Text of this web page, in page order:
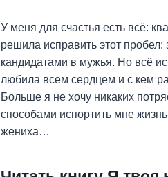
У меня для счастья есть всё:
решила исправить этот пробел:
кандидатами в мужья. Но всё
любила всем сердцем и с кем
Больше я не хочу никаких
способами испортить мне
жениха…